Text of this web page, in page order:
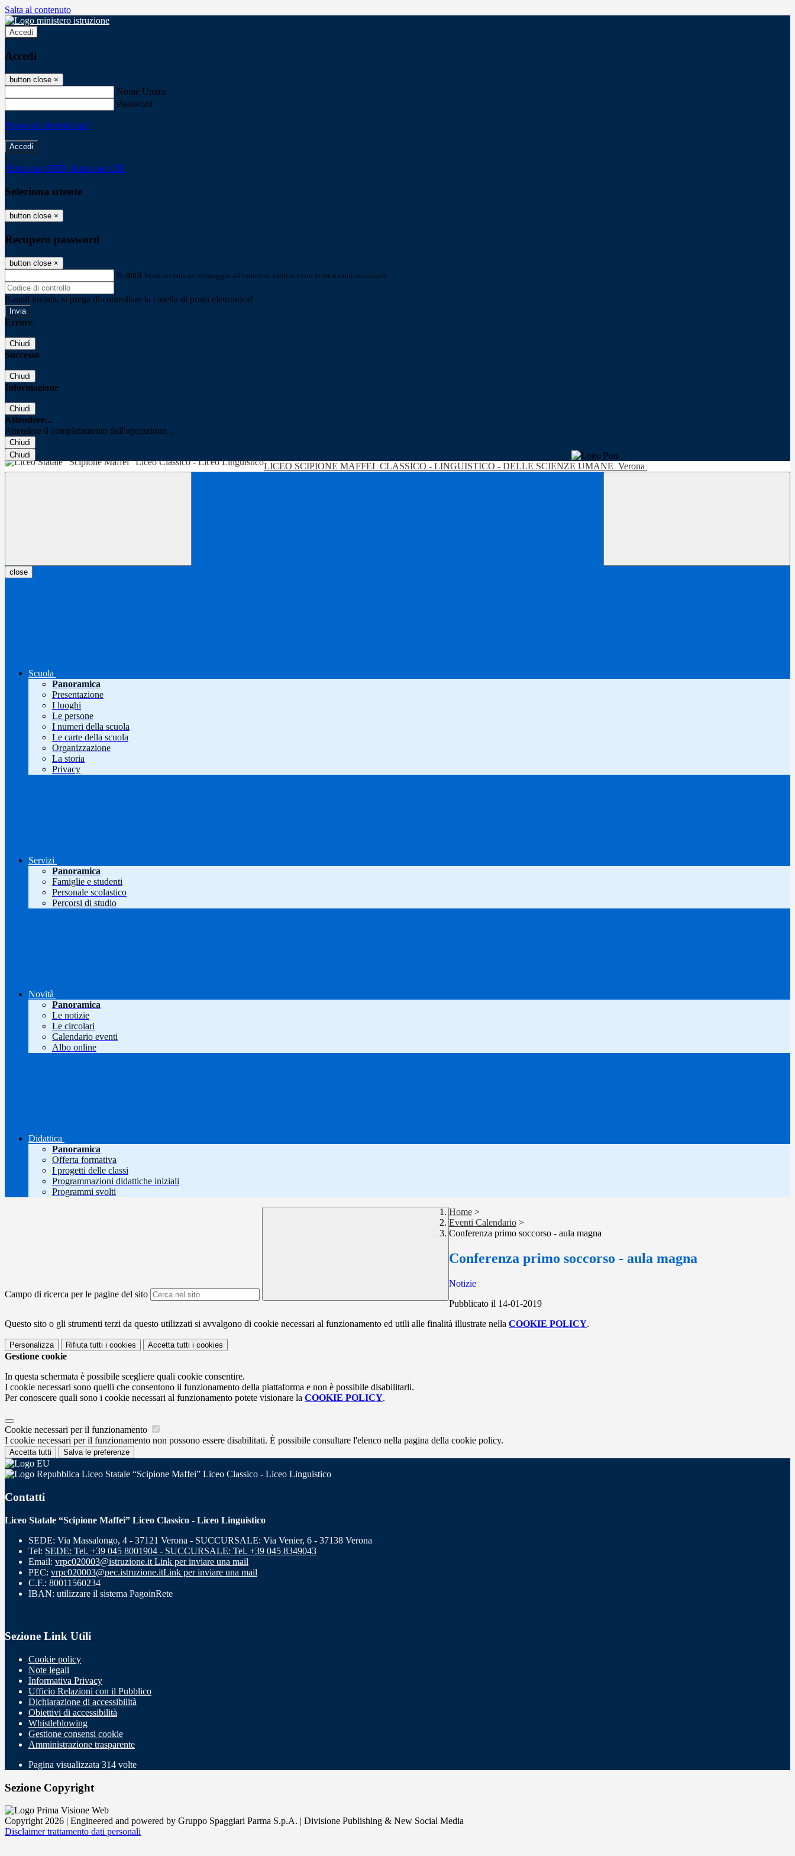
Salta al contenuto
Accedi
Accedi
button close ×
Nome Utente
Password
Password dimenticata?
-
Entra con SPID Entra con CIE
Seleziona utente
button close ×
Recupero password
button close ×
E-mail Verrà inviato un messaggio all'indirizzo indicato con le istruzioni necessarie.
E-mail inviata, si prega di controllare la casella di posta elettronica!
Errore
Chiudi
Successo
Chiudi
Informazione
Chiudi
Attendere...
Attendere il completamento dell'operazione...
Chiudi
Chiudi
LICEO SCIPIONE MAFFEI CLASSICO - LINGUISTICO - DELLE SCIENZE UMANE Verona
close
Scuola
Panoramica
Presentazione
I luoghi
Le persone
I numeri della scuola
Le carte della scuola
Organizzazione
La storia
Privacy
Servizi
Panoramica
Famiglie e studenti
Personale scolastico
Percorsi di studio
Novità
Panoramica
Le notizie
Le circolari
Calendario eventi
Albo online
Didattica
Panoramica
Offerta formativa
I progetti delle classi
Programmazioni didattiche iniziali
Programmi svolti
Campo di ricerca per le pagine del sito
Home >
Eventi Calendario >
Conferenza primo soccorso - aula magna
Conferenza primo soccorso - aula magna
Notizie
Pubblicato il 14-01-2019
Questo sito o gli strumenti terzi da questo utilizzati si avvalgono di cookie necessari al funzionamento ed utili alle finalità illustrate nella COOKIE POLICY.
Personalizza Rifiuta tutti i cookies Accetta tutti i cookies
Gestione cookie
In questa schermata è possibile scegliere quali cookie consentire.
I cookie necessari sono quelli che consentono il funzionamento della piattaforma e non è possibile disabilitarli.
Per conoscere quali sono i cookie necessari al funzionamento potete visionare la COOKIE POLICY.
Cookie necessari per il funzionamento
I cookie necessari per il funzionamento non possono essere disabilitati. È possibile consultare l'elenco nella pagina della cookie policy.
Accetta tutti Salva le preferenze
Liceo Statale “Scipione Maffei” Liceo Classico - Liceo Linguistico
Contatti
Liceo Statale “Scipione Maffei” Liceo Classico - Liceo Linguistico
SEDE: Via Massalongo, 4 - 37121 Verona - SUCCURSALE: Via Venier, 6 - 37138 Verona
Tel: SEDE: Tel. +39 045 8001904 - SUCCURSALE: Tel. +39 045 8349043
Email: vrpc020003@istruzione.it Link per inviare una mail
PEC: vrpc020003@pec.istruzione.itLink per inviare una mail
C.F.: 80011560234
IBAN: utilizzare il sistema PagoinRete
Sezione Link Utili
Cookie policy
Note legali
Informativa Privacy
Ufficio Relazioni con il Pubblico
Dichiarazione di accessibilità
Obiettivi di accessibilità
Whistleblowing
Gestione consensi cookie
Amministrazione trasparente
Pagina visualizzata 314 volte
Sezione Copyright
Copyright 2026 | Engineered and powered by Gruppo Spaggiari Parma S.p.A. | Divisione Publishing & New Social Media
Disclaimer trattamento dati personali